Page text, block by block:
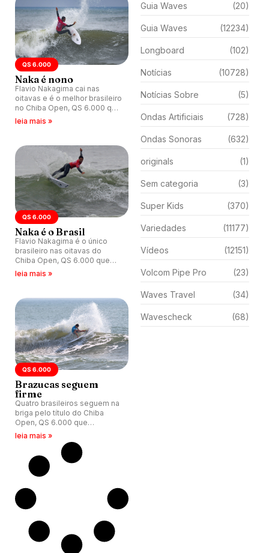
QS 6.000
Naka é nono
Flavio Nakagima cai nas
oitavas e é o melhor brasileiro
no Chiba Open, QS 6.000 que
acontece no Japão.
leia mais »
QS 6.000
Naka é o Brasil
Flavio Nakagima é o único
brasileiro nas oitavas do
Chiba Open, QS 6.000 que
acontece no Japão.
leia mais »
QS 6.000
Brazucas seguem
firme
Quatro brasileiros seguem na
briga pelo título do Chiba
Open, QS 6.000 que
acontece no Japão.
leia mais »
Guia Waves (20)
Guia Waves (12234)
Longboard (102)
Notícias (10728)
Notícias Sobre (5)
Ondas Artificiais (728)
Ondas Sonoras (632)
originals (1)
Sem categoria (3)
Super Kids (370)
Variedades (11177)
Vídeos (12151)
Volcom Pipe Pro (23)
Waves Travel (34)
Wavescheck (68)